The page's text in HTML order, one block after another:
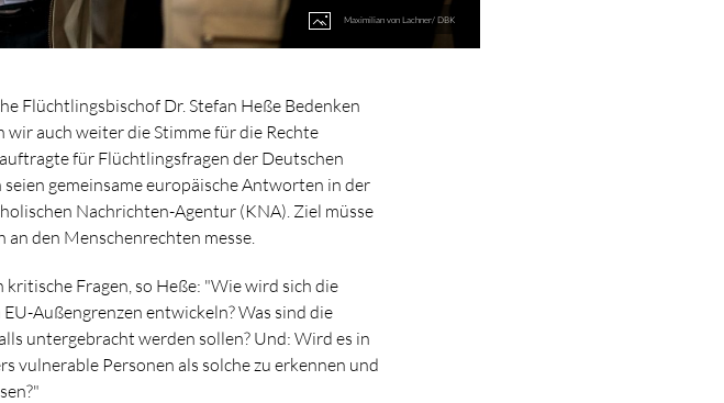
Maximilian von Lachner/ DBK
Flüchtlingsbischof Dr. Stefan Heße Bedenken
auch weiter die Stimme für die Rechte
für Flüchtlingsfragen der Deutschen
gemeinsame europäische Antworten in der
Nachrichten-Agentur (KNA). Ziel müsse
den Menschenrechten messe.
Fragen, so Heße: "Wie wird sich die
Außengrenzen entwickeln? Was sind die
untergebracht werden sollen? Und: Wird es in
vulnerable Personen als solche zu erkennen und